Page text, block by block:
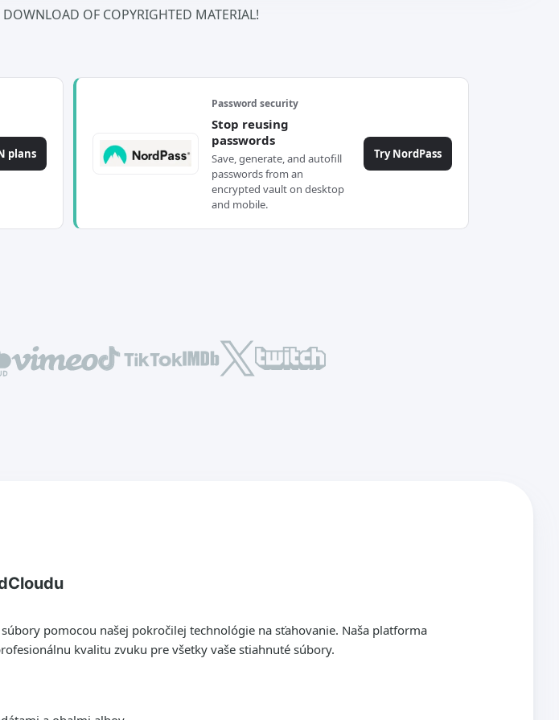
OF COPYRIGHTED MATERIAL!
plans
Password security
Stop reusing
passwords
Save, generate, and autofill
passwords from an
encrypted vault on desktop
and mobile.
Try NordPass
pomocou našej pokročilej technológie na sťahovanie. Naša platforma
kvalitu zvuku pre všetky vaše stiahnuté súbory.